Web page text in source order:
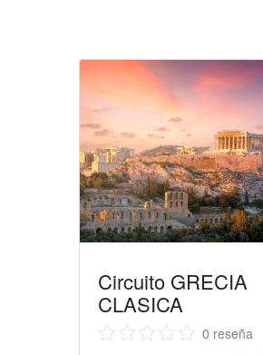
Circuito GRECIA
CLASICA
0 reseña